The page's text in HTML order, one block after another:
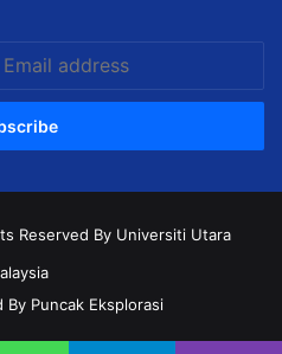
Reserved By Universiti Utara
By Puncak Eksplorasi